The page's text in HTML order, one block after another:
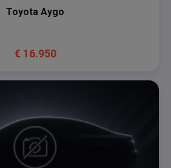
Toyota Aygo
€ 16.950